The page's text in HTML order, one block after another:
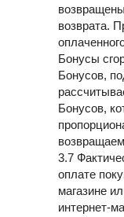
возврата.
Бонусы
Бонусов,
Бонусов,
3.7
оплате
магазине
интернет-